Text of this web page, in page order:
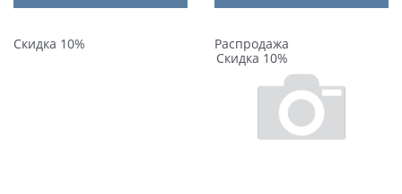
Скидка 10%
Распродажа
Скидка 10%